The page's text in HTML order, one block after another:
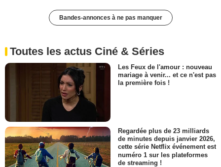
Bandes-annonces à ne pas manquer
Toutes les actus Ciné & Séries
Les Feux de l'amour : nouveau
mariage à venir... et ce n'est pas
la première fois !
Regardée plus de 23 milliards
de minutes depuis janvier 2026,
cette série Netflix événement est
numéro 1 sur les plateformes
de streaming !